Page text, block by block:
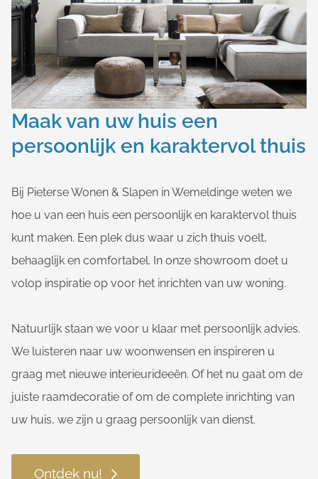
Maak van uw huis een
persoonlijk en karaktervol thuis
Bij Pieterse Wonen & Slapen in Wemeldinge weten we
hoe u van een huis een persoonlijk en karaktervol thuis
kunt maken. Een plek dus waar u zich thuis voelt,
behaaglijk en comfortabel. In onze showroom doet u
volop inspiratie op voor het inrichten van uw woning.
Natuurlijk staan we voor u klaar met persoonlijk advies.
We luisteren naar uw woonwensen en inspireren u
graag met nieuwe interieurideeën. Of het nu gaat om de
juiste raamdecoratie of om de complete inrichting van
uw huis, we zijn u graag persoonlijk van dienst.
Ontdek nu!